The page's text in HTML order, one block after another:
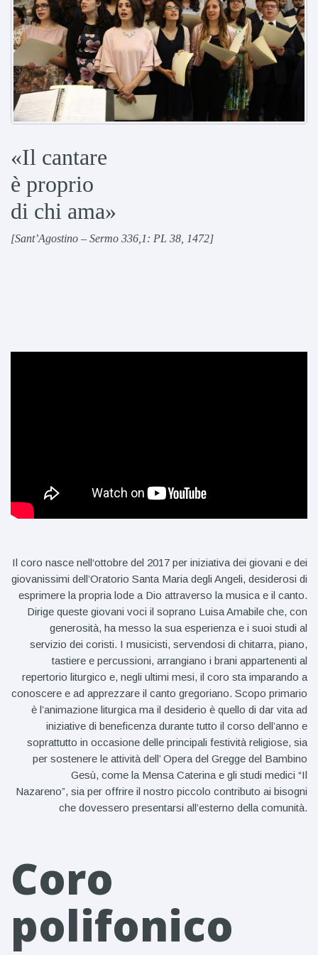
«Il cantare
è proprio
di chi ama»
[Sant’Agostino – Sermo 336,1: PL 38, 1472]
Il coro nasce nell‘ottobre del 2017 per iniziativadei giovani e dei
giovanissimi dell’Oratorio Santa Maria degli Angeli, desiderosi di
esprimere la propria lode a Dio attraverso la musica e il canto.
Dirige queste giovani voci il soprano Luisa Amabile che, con
generosità, ha messo la sua esperienza e i suoi studi al
servizio dei coristi. I musicisti, servendosi di chitarra, piano,
tastiere e percussioni, arrangiano i brani appartenenti al
repertorio liturgico e, negli ultimi mesi, il coro sta imparando a
conoscere e ad apprezzare il canto gregoriano. Scopo primario
è l’animazione liturgica ma il desiderio è quello di dar vita ad
iniziative di beneficenza durante tutto il corso dell’anno e
soprattutto in occasione delle principali festività religiose, sia
per sostenere le attività dell’ Opera del Gregge del Bambino
Gesù, come la Mensa Caterina e gli studi medici “Il
Nazareno”, sia per offrire il nostro piccolo contributo ai bisogni
che dovessero presentarsi all’esterno della comunità.
Coro
polifonico